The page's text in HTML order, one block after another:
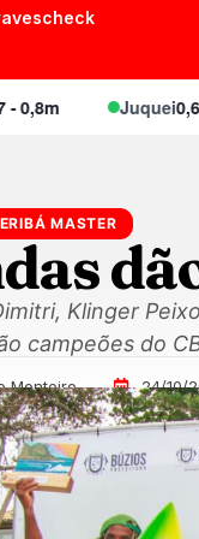
Juquei0,6 -
MASTER
Klinger
campeões do
Monteiro 24/10/